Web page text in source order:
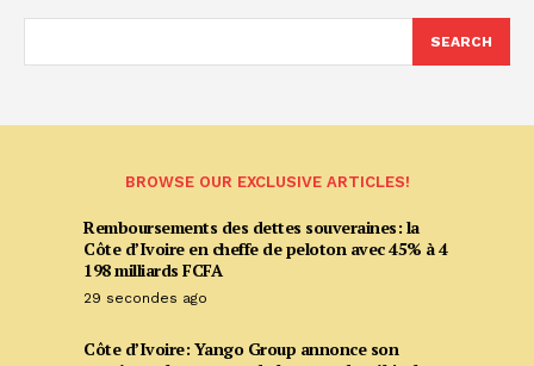
SEARCH
BROWSE OUR EXCLUSIVE ARTICLES!
Remboursements des dettes souveraines: la
Côte d’Ivoire en cheffe de peloton avec 45% à 4
198 milliards FCFA
29 secondes ago
Côte d’Ivoire: Yango Group annonce son